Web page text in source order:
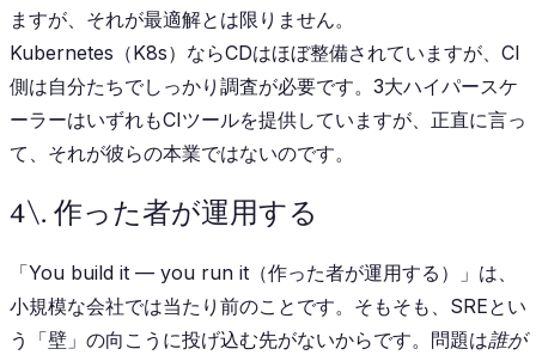
ますが、それが最適解とは限りません。
Kubernetes（K8s）ならCDはほぼ整備されていますが、CI
側は自分たちでしっかり調査が必要です。3大ハイパースケ
ーラーはいずれもCIツールを提供していますが、正直に言っ
て、それが彼らの本業ではないのです。
4\. 作った者が運用する
「You build it — you run it（作った者が運用する）」は、
小規模な会社では当たり前のことです。そもそも、SREとい
う「壁」の向こうに投げ込む先がないからです。問題は誰が